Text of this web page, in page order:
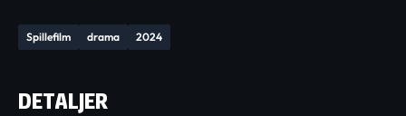
Spillefilm drama 2024
DETALJER